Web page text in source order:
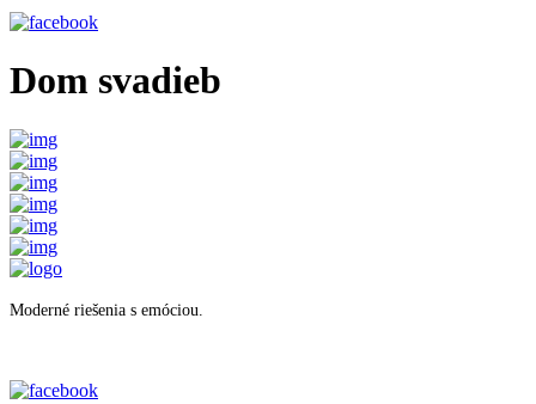
Dom svadieb
Moderné riešenia s emóciou.